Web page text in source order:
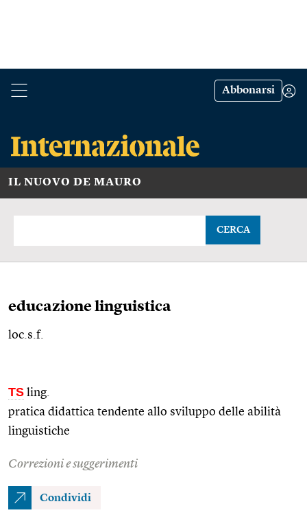
Abbonarsi
IL NUOVO DE MAURO
CERCA
educazione linguistica
loc.s.f.
TS ling.
pratica didattica tendente allo sviluppo delle abilità
linguistiche
Correzioni e suggerimenti
Condividi